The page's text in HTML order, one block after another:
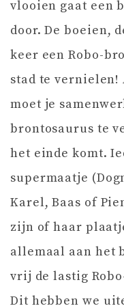
vlooien gaat een
door. De boeien,
keer een Robo-
stad te vernielen!
moet je
brontosaurus te
het einde komt.
supermaatje
Karel, Baas of
zijn of haar
allemaal aan het
vrij de lastig
Dit hebben we